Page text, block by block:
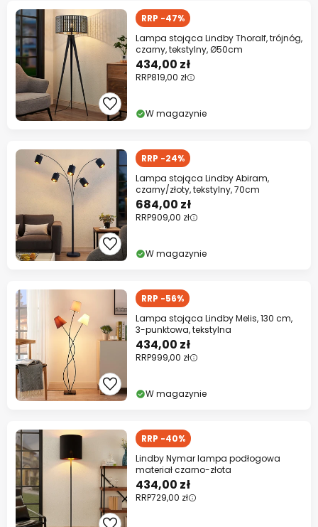
RRP -47%
Lampa stojąca Lindby Thoralf, trójnóg,
czarny, tekstylny, Ø50cm
434,00 zł
RRP819,00 zł
W magazynie
RRP -24%
Lampa stojąca Lindby Abiram,
czarny/złoty, tekstylny, 70cm
684,00 zł
RRP909,00 zł
W magazynie
RRP -56%
Lampa stojąca Lindby Melis, 130 cm,
3-punktowa, tekstylna
434,00 zł
RRP999,00 zł
W magazynie
RRP -40%
Lindby Nymar lampa podłogowa
materiał czarno-złota
434,00 zł
RRP729,00 zł